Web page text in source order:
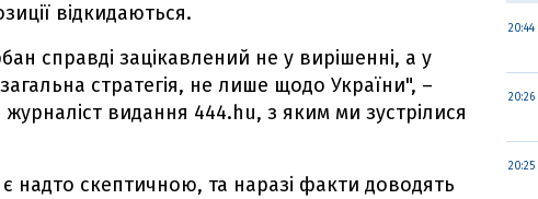
відкидаються.
справді зацікавлений не у вирішенні, а у
стратегія, не лише щодо України", –
видання 444.hu, з яким ми зустрілися
надто скептичною, та наразі факти доводять
20:44
20:26
20:25